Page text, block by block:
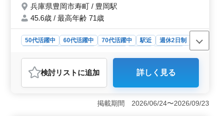
＊賞与あり ＊駅チカ ＊50歳以上活躍中 土木
施工管理技士資格お持ちの方、土木施工管理
経験20年以上の方は条件面優遇します！ 今
までの経験を活かして頂ける方、ぜひご応募
ください！
兵庫県豊岡市寿町 / 豊岡駅
45.6歳 / 最高年齢 71歳
50代活躍中 60代活躍中 70代活躍中 駅近
週休2日制
おすすめポイント
＜豊富な経験を活かせる職場＞ 土木施工管理技士の資
格や20年以上の経験がある方には特に優遇される環境で
す。トンネルや橋梁、道路修繕といった多様な土木工事
検討リスト に追加 詳しく見る
掲載期間 2026/06/24〜2026/09/23